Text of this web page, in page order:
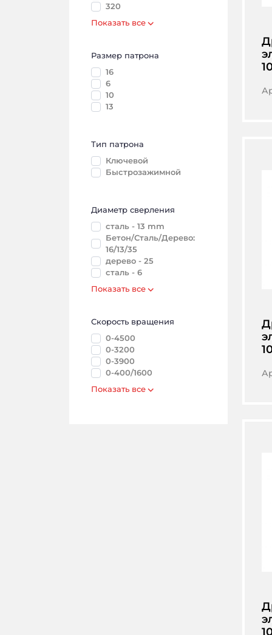
320
Показать все
Размер патрона
16
6
10
13
Тип патрона
Ключевой
Быстрозажимной
Диаметр сверления
сталь - 13 mm
Бетон/Сталь/Дерево:
16/13/35
дерево - 25
сталь - 6
Показать все
Скорость вращения
0-4500
0-3200
0-3900
0-400/1600
Показать все